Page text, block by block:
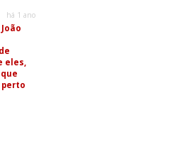
há 1 ano
eles,
perto